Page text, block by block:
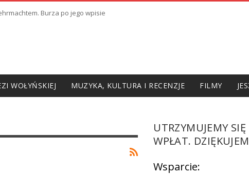
Burza po jego wpisie
WOŁYŃSKIEJ MUZYKA, KULTURA I RECENZJE FILMY
UTRZYMUJEMY SIĘ
WPŁAT.
Wsparcie: